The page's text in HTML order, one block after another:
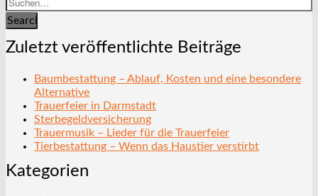
Search
Zuletzt veröffentlichte Beiträge
Baumbestattung – Ablauf, Kosten und eine besondere
Alternative
Trauerfeier in Darmstadt
Sterbegeldversicherung
Trauermusik – Lieder für die Trauerfeier
Tierbestattung – Wenn das Haustier verstirbt
Kategorien